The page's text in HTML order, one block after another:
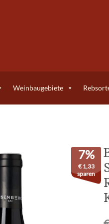
Weinbaugebiete
7%
€1,33
sparen